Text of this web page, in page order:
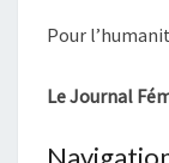
Pour
Le Journal